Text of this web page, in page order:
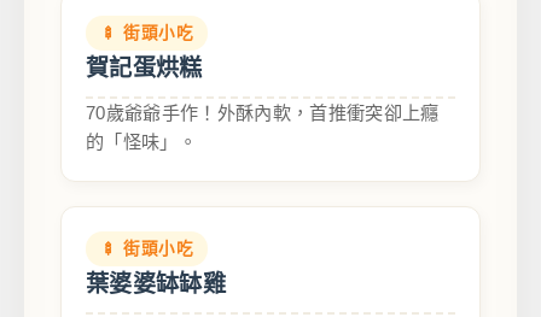
🍢 街頭小吃
賀記蛋烘糕
70歲爺爺手作！外酥內軟，首推衝突卻上癮
的「怪味」。
🍢 街頭小吃
葉婆婆缽缽雞